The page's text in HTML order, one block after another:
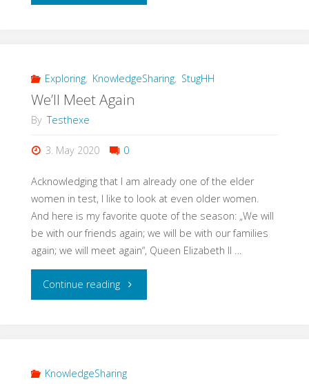
Buying
a
Exploring, KnowledgeSharing, StugHH
We’ll Meet Again
By Testhexe
3. May 2020 0
Acknowledging that I am already one of the elder
women in test, I like to look at even older women.
And here is my favorite quote of the season: „We will
be with our friends again; we will be with our families
again; we will meet again“, Queen Elizabeth II …
Continue reading"We’ll
KnowledgeSharing